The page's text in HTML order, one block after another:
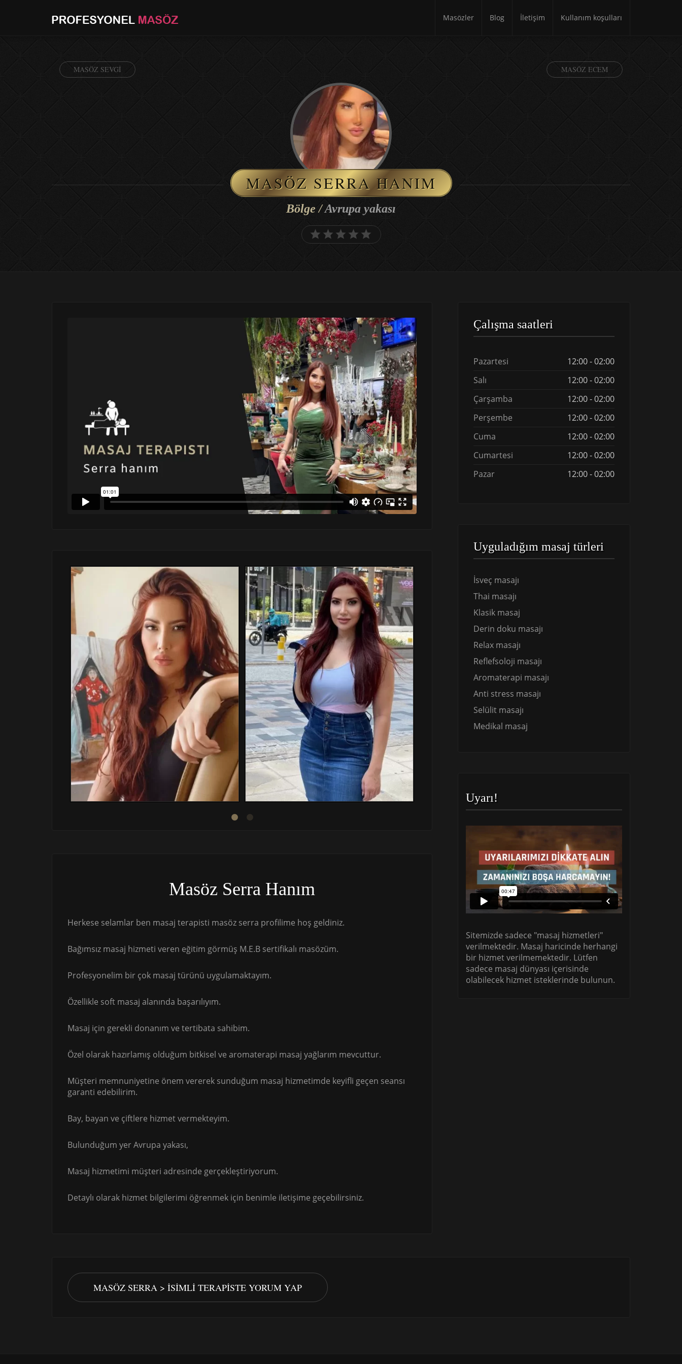
Masözler Blog İletişim Kullanım koşulları
MASÖZ SEVGI MASÖZ ECEM
MASÖZ SERRA HANIM
Bölge /Avrupa yakası
Masöz Serra Hanım
Herkese selamlar ben masaj terapisti masöz serra profilime hoş geldiniz.
Bağımsız masaj hizmeti veren eğitim görmüş M.E.B sertifikalı masözüm.
Profesyonelim bir çok masaj türünü uygulamaktayım.
Özellikle soft masaj alanında başarılıyım.
Masaj için gerekli donanım ve tertibata sahibim.
Özel olarak hazırlamış olduğum bitkisel ve aromaterapi masaj yağlarım mevcuttur.
Müşteri memnuniyetine önem vererek sunduğum masaj hizmetimde keyifli geçen seansı
garanti edebilirim.
Bay, bayan ve çiftlere hizmet vermekteyim.
Bulunduğum yer Avrupa yakası,
Masaj hizmetimi müşteri adresinde gerçekleştiriyorum.
Detaylı olarak hizmet bilgilerimi öğrenmek için benimle iletişime geçebilirsiniz.
Çalışma saatleri
Pazartesi
12:00 - 02:00
Salı
12:00 - 02:00
Çarşamba
12:00 - 02:00
Perşembe
12:00 - 02:00
Cuma
12:00 - 02:00
Cumartesi
12:00 - 02:00
Pazar
12:00 - 02:00
Uyguladığım masaj türleri
İsveç masajı
Thai masajı
Klasik masaj
Derin doku masajı
Relax masajı
Reflefsoloji masajı
Aromaterapi masajı
Anti stress masajı
Selülit masajı
Medikal masaj
Uyarı!
Sitemizde sadece "masaj hizmetleri"
verilmektedir. Masaj haricinde herhangi
bir hizmet verilmemektedir. Lütfen
sadece masaj dünyası içerisinde
olabilecek hizmet isteklerinde bulunun.
MASÖZ SERRA > İSIMLI TERAPISTE YORUM YAP